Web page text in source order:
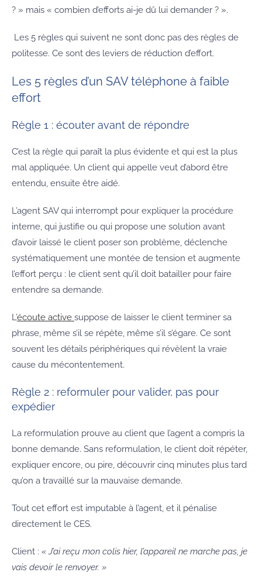
? » mais « combien d’efforts ai-je dû lui demander ? ».
Les 5 règles qui suivent ne sont donc pas des règles de
politesse. Ce sont des leviers de réduction d’effort.
Les 5 règles d’un SAV téléphone à faible
effort
Règle 1 : écouter avant de répondre
C’est la règle qui paraît la plus évidente et qui est la plus
mal appliquée. Un client qui appelle veut d’abord être
entendu, ensuite être aidé.
L’agent SAV qui interrompt pour expliquer la procédure
interne, qui justifie ou qui propose une solution avant
d’avoir laissé le client poser son problème, déclenche
systématiquement une montée de tension et augmente
l’effort perçu : le client sent qu’il doit batailler pour faire
entendre sa demande.
L’écoute active suppose de laisser le client terminer sa
phrase, même s’il se répète, même s’il s’égare. Ce sont
souvent les détails périphériques qui révèlent la vraie
cause du mécontentement.
Règle 2 : reformuler pour valider, pas pour
expédier
La reformulation prouve au client que l’agent a compris la
bonne demande. Sans reformulation, le client doit répéter,
expliquer encore, ou pire, découvrir cinq minutes plus tard
qu’on a travaillé sur la mauvaise demande.
Tout cet effort est imputable à l’agent, et il pénalise
directement le CES.
Client : « J’ai reçu mon colis hier, l’appareil ne marche pas, je
vais devoir le renvoyer. »